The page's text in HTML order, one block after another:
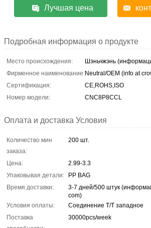
Лучшая цена
Подробная информация о продукте
Место происхождения:
Шэньчжэнь
Фирменное наименование:Neutral/OEM (info at
Сертификация:
CE,ROHS,ISO
Номер модели:
CNC8P8CCL
Оплата и доставка Условия
Количество мин
заказа:
200 шт.
Цена:
2.99-3.3
Упаковывая детали:
PP BAG
Время доставки:
3-7 дней/500 штук
com)
Условия оплаты:
Соединение T/T западное
Поставка
30000pcs/week